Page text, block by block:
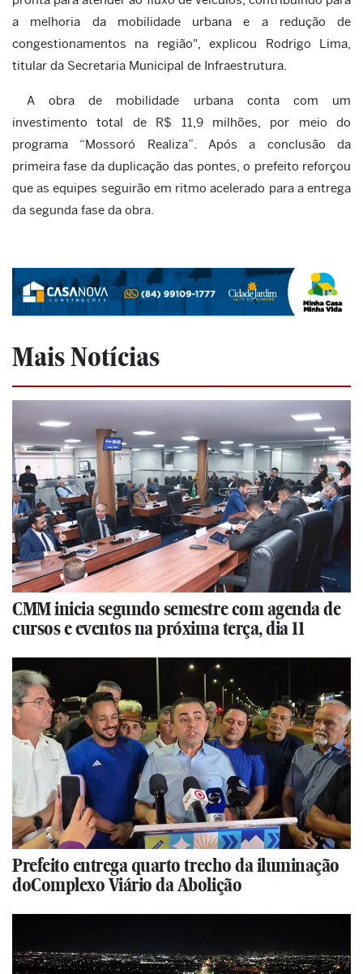
a melhoria da mobilidade urbana e a redução de
congestionamentos na região", explicou Rodrigo Lima,
titular da Secretaria Municipal de Infraestrutura.
A obra de mobilidade urbana conta com um
investimento total de R$ 11,9 milhões, por meio do
programa “Mossoró Realiza”. Após a conclusão da
primeira fase da duplicação das pontes, o prefeito reforçou
que as equipes seguirão em ritmo acelerado para a entrega
da segunda fase da obra.
Mais Notícias
CMM inicia segundo semestre com agenda de
cursos e eventos na próxima terça, dia 11
Prefeito entrega quarto trecho da iluminação
doComplexo Viário da Abolição